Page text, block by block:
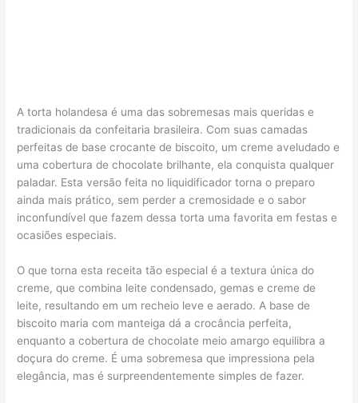
A torta holandesa é uma das sobremesas mais queridas e
tradicionais da confeitaria brasileira. Com suas camadas
perfeitas de base crocante de biscoito, um creme aveludado e
uma cobertura de chocolate brilhante, ela conquista qualquer
paladar. Esta versão feita no liquidificador torna o preparo
ainda mais prático, sem perder a cremosidade e o sabor
inconfundível que fazem dessa torta uma favorita em festas e
ocasiões especiais.
O que torna esta receita tão especial é a textura única do
creme, que combina leite condensado, gemas e creme de
leite, resultando em um recheio leve e aerado. A base de
biscoito maria com manteiga dá a crocância perfeita,
enquanto a cobertura de chocolate meio amargo equilibra a
doçura do creme. É uma sobremesa que impressiona pela
elegância, mas é surpreendentemente simples de fazer.